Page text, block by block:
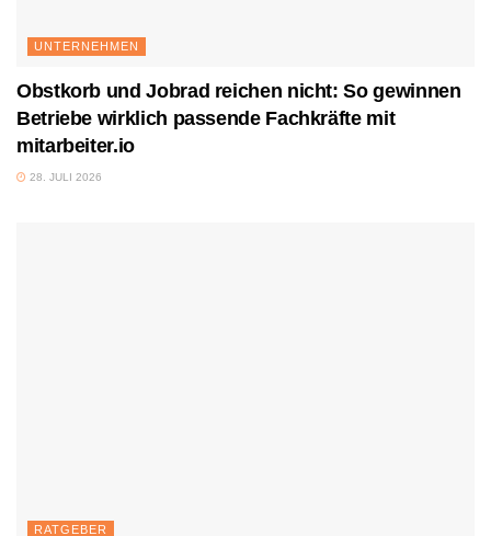
UNTERNEHMEN
Obstkorb und Jobrad reichen nicht: So gewinnen
Betriebe wirklich passende Fachkräfte mit
mitarbeiter.io
28. JULI 2026
RATGEBER